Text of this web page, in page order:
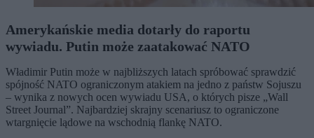
Amerykańskie media dotarły do raportu
wywiadu. Putin może zaatakować NATO
Władimir Putin może w najbliższych latach spróbować sprawdzić
spójność NATO ograniczonym atakiem na jedno z państw Sojuszu
– wynika z nowych ocen wywiadu USA, o których pisze „Wall
Street Journal”. Najbardziej skrajny scenariusz to ograniczone
wtargnięcie lądowe na wschodnią flankę NATO.